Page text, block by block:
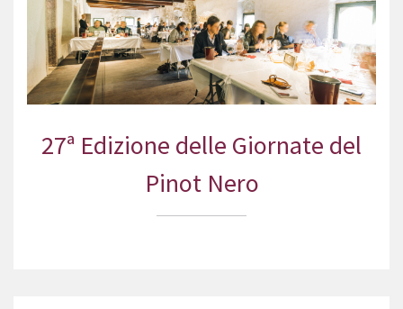
27ª Edizione delle Giornate del
Pinot Nero